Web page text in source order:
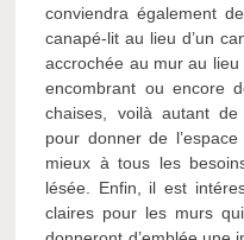
conviendra également
canapé-lit au lieu d’un
accrochée au mur au lieu
encombrant ou encore
chaises, voilà autant
pour donner de
mieux à tous les
lésée. Enfin, il est
claires pour les murs